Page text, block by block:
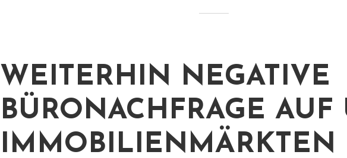
WEITERHIN NEGATIVE
BÜRONACHFRAGE AUF
IMMOBILIENMÄRKTEN